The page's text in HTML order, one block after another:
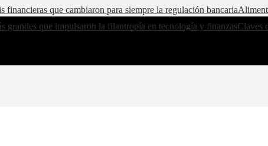
financieras que cambiaron para siempre la regulación bancaria
grandes que impulsaron la filantropía en tecnología y finanzasClaves